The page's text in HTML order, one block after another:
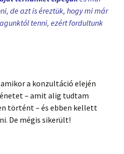
de azt is éreztük, hogy mi már
tenni, ezért fordultunk
a konzultáció elején
– amit alig tudtam
történt – és ebben kellett
De mégis sikerült!